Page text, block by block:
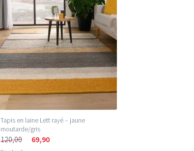
Prix les plus bas (m²)
Prix les plus élevés (m²)
Tapis en laine Lett rayé – jaune
moutarde/gris
120,00 69,90